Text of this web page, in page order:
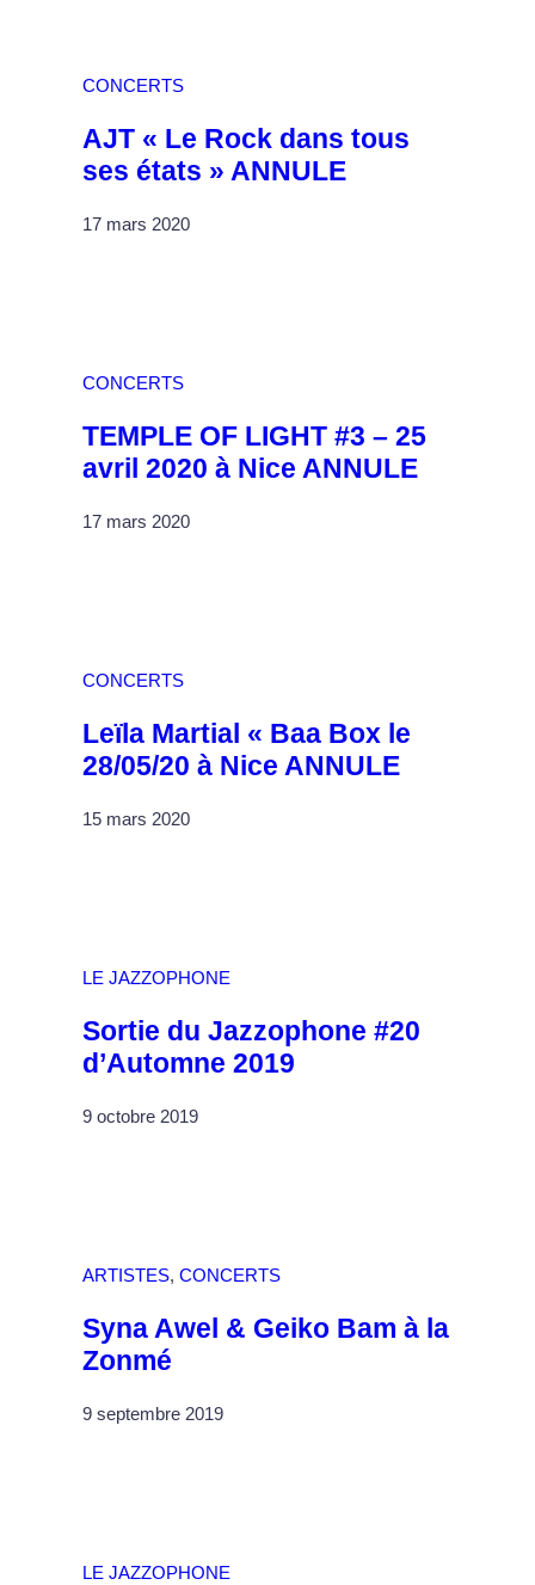
CONCERTS
AJT « Le Rock dans tous
ses états » ANNULE
17 mars 2020
CONCERTS
TEMPLE OF LIGHT #3 – 25
avril 2020 à Nice ANNULE
17 mars 2020
CONCERTS
Leïla Martial « Baa Box le
28/05/20 à Nice ANNULE
15 mars 2020
LE JAZZOPHONE
Sortie du Jazzophone #20
d’Automne 2019
9 octobre 2019
ARTISTES, CONCERTS
Syna Awel & Geiko Bam à la
Zonmé
9 septembre 2019
LE JAZZOPHONE